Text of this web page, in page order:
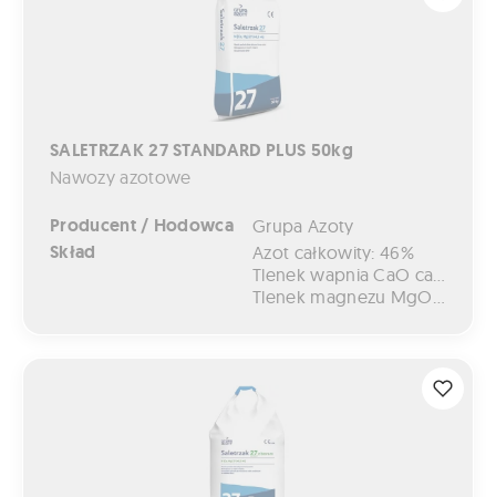
SALETRZAK 27 STANDARD PLUS 50kg
Nawozy azotowe
Producent / Hodowca Grupa Azoty
Skład
Azot całkowity: 46%
Tlenek wapnia CaO całkowity: 6,5%
Tlenek magnezu MgO całkowity: 4%